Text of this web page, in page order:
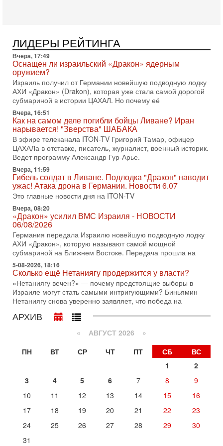
Тайны закрытых дверей: о чём на самом деле
молчат Трамп и Нетаньяху?
Недавний визит премьер-министра Израиля Биньямина
Нетаньяху в США и его встреча с Дональдом Трампом
оставили больше вопросов, чем ответов. Полная
31-07-2026, 15:18
Иран готовит покушение на Нетаниягу! Трамп не
хочет эскалации, но КСИР готовит взрыв!
В эфире телеканала ITON-TV СЕРГЕЙ МИГДАЛЬ, эксперт
по вопросам безопасности, офицер запаса
Международного управления полиции Израиля, автор
31-07-2026, 09:02
Битва за разоружение ХАМАСа - НОВОСТИ
31/07/2026
Сегодня президент США Дональд Трамп заявил о
достижении исторического соглашения о полном
разоружении ХАМАСа и других вооруженных группировок в
30-07-2026, 17:59
Иран доведет Трампа до крайних мер? Разбор и
оценка от военного обозревателя Давида Шарпа
Ситуация вокруг противостояния Ирана и США накаляется
с каждым днем. Почему Трамп в самый последний момент
отменил решение о нанесении тяжелых ударов
30-07-2026, 16:54
Покупатель авиакомпании «Аркия» намерен
запретить полеты по субботам!
Вокруг возможной продажи авиакомпании «Аркия»
разгорается громкий конфликт.
30-07-2026, 08:16
Трамп готовит удар по Ирану - НОВОСТИ 30/07/2026
Президент США Дональд Трамп сегодня рассматривает
возможность масштабной военной операции против Ирана
после ракетной атаки на американскую базу в
Израиль меняет курс
В эфире телеканала ITON-TV политолог Цви Маген,
дипломат, в прошлом - старший офицер военной разведки
АМАН, глава спецслужбы "Натив", ‎Чрезвычайный и
Вчера, 17:49
оружием?
ЛИДЕРЫ РЕЙТИНГА
Вчера, 17:49
Оснащен ли израильский «Дракон» ядерным
оружием?
Израиль получил от Германии новейшую подводную лодку
АХИ «Дракон» (Drakon), которая уже стала самой дорогой
субмариной в истории ЦАХАЛ. Но почему её
Вчера, 16:51
Как на самом деле погибли бойцы Ливане? Иран
нарывается! "Зверства" ШАБАКА
В эфире телеканала ITON-TV Григорий Тамар, офицер
ЦАХАЛа в отставке, писатель, журналист, военный историк.
Ведет программу Александр Гур-Арье.
Вчера, 11:59
Гибель солдат в Ливане. Подлодка "Дракон" наводит
ужас! Атака дрона в Германии. Новости 6.07
Это главные новости дня на ITON-TV
Вчера, 08:20
«Дракон» усилил ВМС Израиля - НОВОСТИ
06/08/2026
Германия передала Израилю новейшую подводную лодку
АХИ «Дракон», которую называют самой мощной
субмариной на Ближнем Востоке. Передача прошла на
5-08-2026, 18:16
Сколько ещё Нетаниягу продержится у власти?
«Нетаниягу вечен?» — почему предстоящие выборы в
Израиле могут стать самыми интригующими? Биньямин
Нетаниягу снова уверенно заявляет, что победа на
АРХИВ
« АВГУСТ 2026 »
ПН
ВТ СР ЧТ ПТ СБ
ВС
1
2
3
4 5 6 7 8
9
10
11 12 13 14 15
16
17
18 19 20 21 22
23
24
25 26 27 28 29
30
31